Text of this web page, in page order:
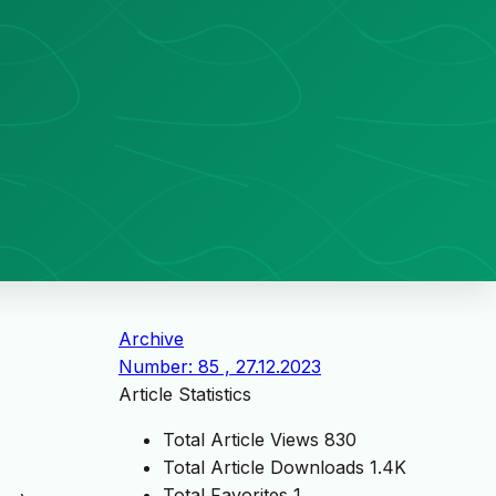
Archive
Number: 85 , 27.12.2023
Article Statistics
Total Article Views 830
Total Article Downloads 1.4K